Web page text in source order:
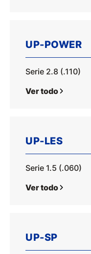
UP-POWER
Serie 2.8 (.110)
Ver todo
UP-LES
Serie 1.5 (.060)
Ver todo
UP-SP